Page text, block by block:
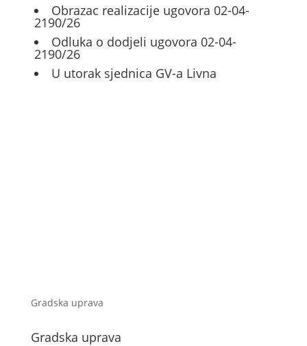
Obrazac realizacije ugovora 02-04-
2190/26
Odluka o dodjeli ugovora 02-04-
2190/26
U utorak sjednica GV-a Livna
Gradska uprava
Gradska uprava